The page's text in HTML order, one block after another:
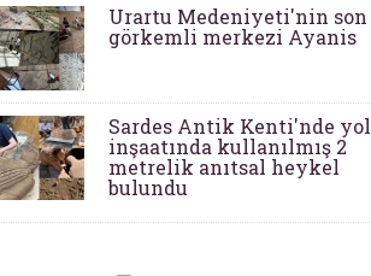
Urartu Medeniyeti'nin son
görkemli merkezi Ayanis
Sardes Antik Kenti'nde yol
inşaatında kullanılmış 2
metrelik anıtsal heykel
bulundu